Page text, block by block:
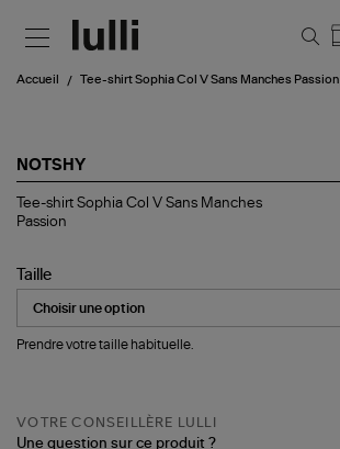
Accueil Tee-shirt Sophia Col V Sans Manches Passion
NOTSHY
Tee-
shirt
V
Sans
Manches
Tee-shirt Sophia Col V Sans Manches
Passion
Taille
Prendre votre taille habituelle.
VOTRE CONSEILLÈRE LULLI
Une question sur ce produit ?